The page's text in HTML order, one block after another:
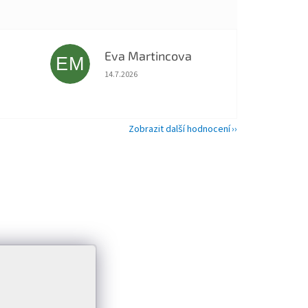
z 5 hvězdiček.EM Eva Martincova
Hodnocení obchodu je 5 z 5 hvězdiček.
14.7.2026
Zobrazit další hodnocení